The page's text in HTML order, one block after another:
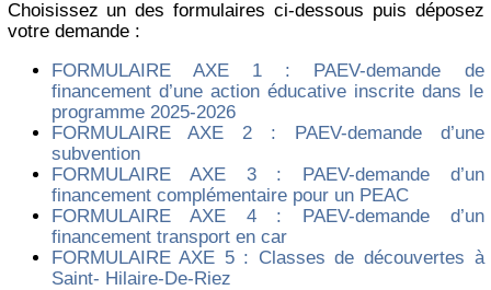
Choisissez un des formulaires ci-dessous puis déposez
votre demande :
FORMULAIRE AXE 1 : PAEV-demande de
financement d’une action éducative inscrite dans le
programme 2025-2026
FORMULAIRE AXE 2 : PAEV-demande d’une
subvention
FORMULAIRE AXE 3 : PAEV-demande d’un
financement complémentaire pour un PEAC
FORMULAIRE AXE 4 : PAEV-demande d’un
financement transport en car
FORMULAIRE AXE 5 : Classes de découvertes à
Saint- Hilaire-De-Riez